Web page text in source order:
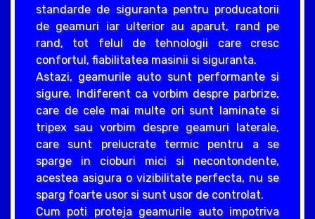
standarde de siguranta pentru producatorii
de geamuri iar ulterior au aparut, rand pe
rand, tot felul de tehnologii care cresc
confortul, fiabilitatea masinii si siguranta.
Astazi, geamurile auto sunt performante si
sigure. Indiferent ca vorbim despre parbrize,
care de cele mai multe ori sunt laminate si
tripex sau vorbim despre geamuri laterale,
care sunt prelucrate termic pentru a se
sparge in cioburi mici si necontondente,
acestea asigura o vizibilitate perfecta, nu se
sparg foarte usor si sunt usor de controlat.
Cum poti proteja geamurile auto impotriva